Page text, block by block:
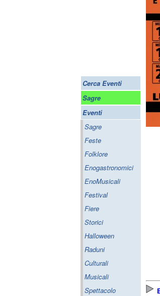
Cerca Eventi
Sagre
Eventi
Sagre
Feste
Folklore
Enogastronomici
EnoMusicali
Festival
Fiere
Storici
Halloween
Raduni
Culturali
Musicali
Spettacolo